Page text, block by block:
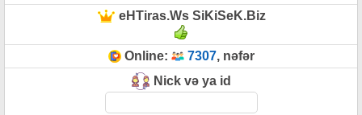
eHTiras.Ws SiKiSeK.Biz
Online: 7307, nəfər
Nick və ya id